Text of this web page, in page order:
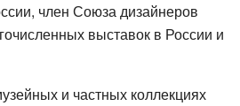
член Союза дизайнеров
выставок в России и
и частных коллекциях